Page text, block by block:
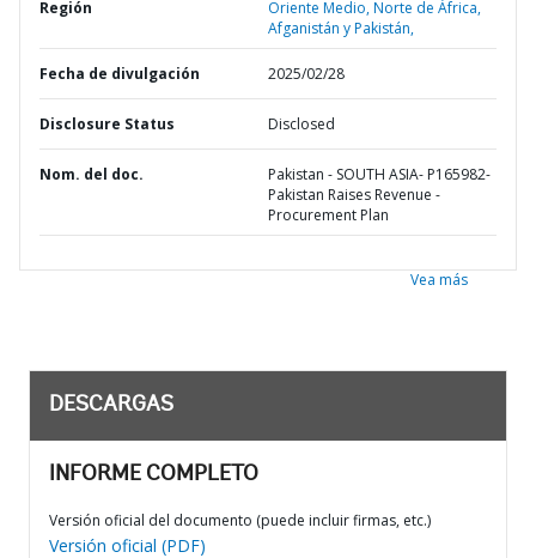
Región
Oriente Medio, Norte de África,
Afganistán y Pakistán,
Fecha de divulgación 2025/02/28
Disclosure Status Disclosed
Nom. del doc.
Pakistan - SOUTH ASIA- P165982-
Pakistan Raises Revenue -
Procurement Plan
Vea más
DESCARGAS
INFORME COMPLETO
Versión oficial del documento (puede incluir firmas, etc.)
Versión oficial (PDF)